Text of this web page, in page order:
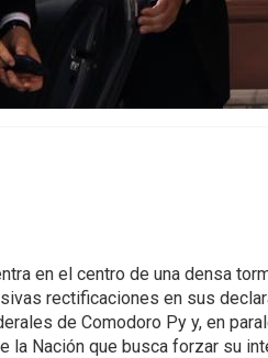
en el centro de una densa
rectificaciones en sus
de Comodoro Py y, en
Nación que busca forzar su